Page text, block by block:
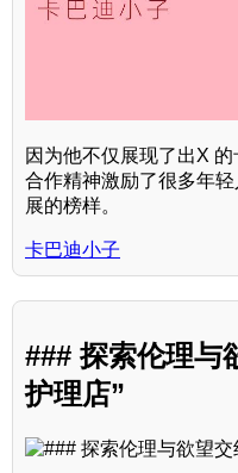
因为他不仅展现了出X
合作精神激励了很多年
展的榜样。
卡巴迪小子
### 探索伦理与
护理店”